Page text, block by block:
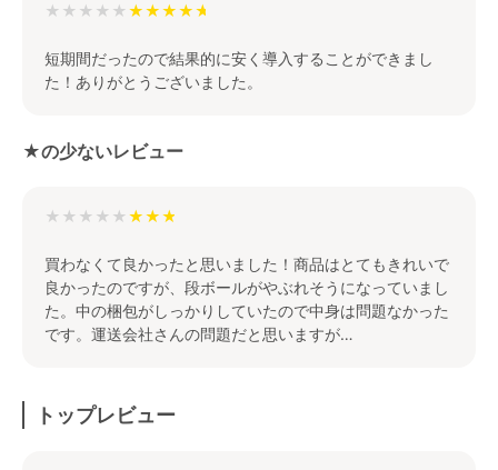
★★★★★
短期間だったので結果的に安く導入することができまし
た！ありがとうございました。
★の少ないレビュー
★★★★★
買わなくて良かったと思いました！商品はとてもきれいで
良かったのですが、段ボールがやぶれそうになっていまし
た。中の梱包がしっかりしていたので中身は問題なかった
です。運送会社さんの問題だと思いますが…
トップレビュー